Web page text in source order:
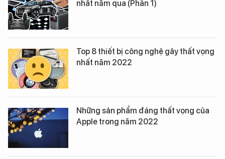
nhất năm qua (Phần 1)
Top 8 thiết bị công nghệ gây thất vọng
nhất năm 2022
Những sản phẩm đáng thất vọng của
Apple trong năm 2022